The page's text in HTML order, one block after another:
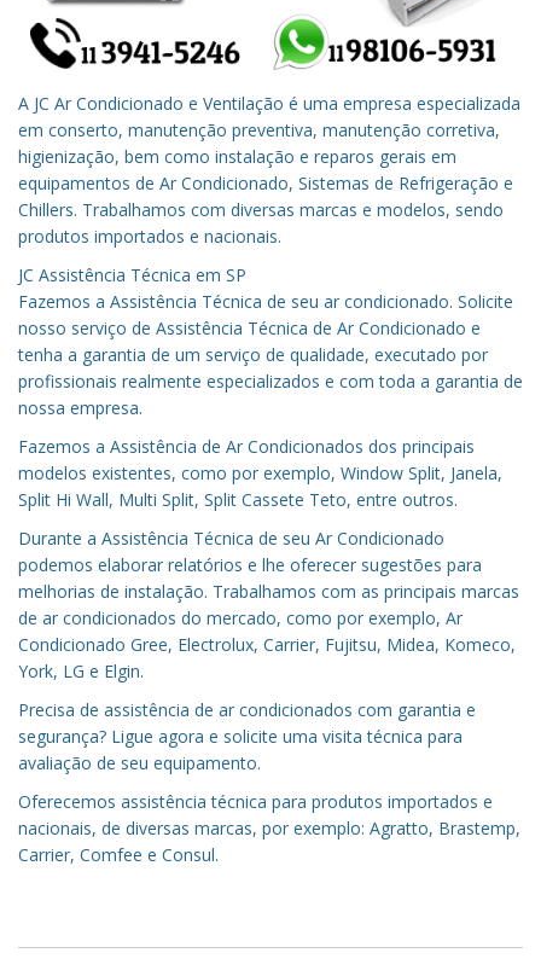
A JC Ar Condicionado e Ventilação é uma empresa especializada
em conserto, manutenção preventiva, manutenção corretiva,
higienização, bem como instalação e reparos gerais em
equipamentos de Ar Condicionado, Sistemas de Refrigeração e
Chillers. Trabalhamos com diversas marcas e modelos, sendo
produtos importados e nacionais.
JC Assistência Técnica em SP
Fazemos a Assistência Técnica de seu ar condicionado. Solicite
nosso serviço de Assistência Técnica de Ar Condicionado e
tenha a garantia de um serviço de qualidade, executado por
profissionais realmente especializados e com toda a garantia de
nossa empresa.
Fazemos a Assistência de Ar Condicionados dos principais
modelos existentes, como por exemplo, Window Split, Janela,
Split Hi Wall, Multi Split, Split Cassete Teto, entre outros.
Durante a Assistência Técnica de seu Ar Condicionado
podemos elaborar relatórios e lhe oferecer sugestões para
melhorias de instalação. Trabalhamos com as principais marcas
de ar condicionados do mercado, como por exemplo, Ar
Condicionado Gree, Electrolux, Carrier, Fujitsu, Midea, Komeco,
York, LG e Elgin.
Precisa de assistência de ar condicionados com garantia e
segurança? Ligue agora e solicite uma visita técnica para
avaliação de seu equipamento.
Oferecemos assistência técnica para produtos importados e
nacionais, de diversas marcas, por exemplo: Agratto, Brastemp,
Carrier, Comfee e Consul.